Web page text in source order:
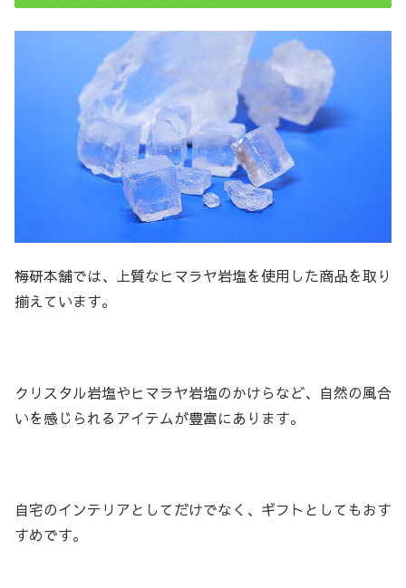
梅研本舗では、上質なヒマラヤ岩塩を使用した商品を取り
揃えています。
クリスタル岩塩やヒマラヤ岩塩のかけらなど、自然の風合
いを感じられるアイテムが豊富にあります。
自宅のインテリアとしてだけでなく、ギフトとしてもおす
すめです。